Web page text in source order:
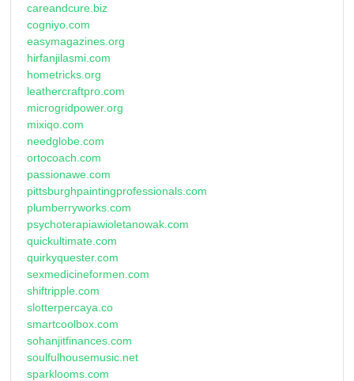
careandcure.biz
cogniyo.com
easymagazines.org
hirfanjilasmi.com
hometricks.org
leathercraftpro.com
microgridpower.org
mixiqo.com
needglobe.com
ortocoach.com
passionawe.com
pittsburghpaintingprofessionals.com
plumberryworks.com
psychoterapiawioletanowak.com
quickultimate.com
quirkyquester.com
sexmedicineformen.com
shiftripple.com
slotterpercaya.co
smartcoolbox.com
sohanjitfinances.com
soulfulhousemusic.net
sparklooms.com